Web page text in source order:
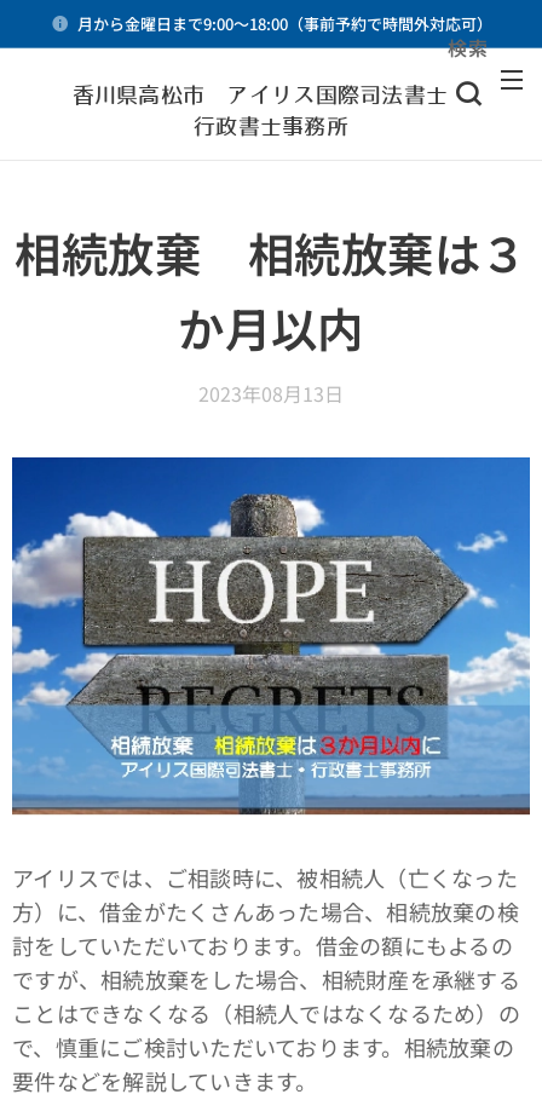
月から金曜日まで9:00～18:00（事前予約で時間外対応可）
香川県高松市 アイリス国際司法書士・
行政書士事務所
検索
相続放棄 相続放棄は３
か月以内
2023年08月13日
アイリスでは、ご相談時に、被相続人（亡くなった
方）に、借金がたくさんあった場合、相続放棄の検
討をしていただいております。借金の額にもよるの
ですが、相続放棄をした場合、相続財産を承継する
ことはできなくなる（相続人ではなくなるため）の
で、慎重にご検討いただいております。相続放棄の
要件などを解説していきます。